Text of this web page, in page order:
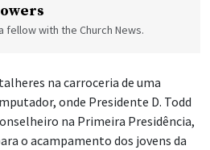
fellow with the Church News.
na carroceria de uma
onde Presidente D. Todd
na Primeira Presidência,
o acampamento dos jovens da